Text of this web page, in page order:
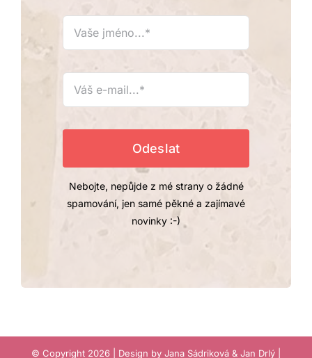
Nebojte, nepůjde z mé strany o žádné
spamování, jen samé pěkné a zajímavé
novinky :-)
© Copyright 2026 | Design by Jana Sádriková & Jan Drlý |